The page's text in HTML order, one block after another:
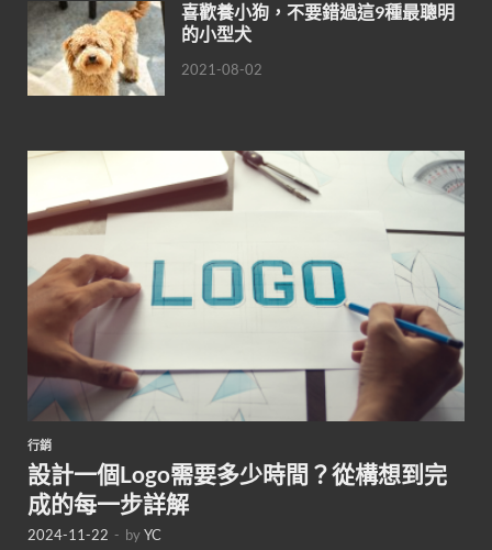
喜歡養小狗，不要錯過這9種最聰明
的小型犬
2021-08-02
行銷
設計一個Logo需要多少時間？從構想到完
成的每一步詳解
2024-11-22 - byYC